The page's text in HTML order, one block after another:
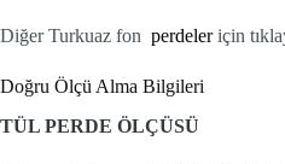
Diğer Turkuaz fon perdeleriçin
Doğru Ölçü Alma Bilgileri
TÜL PERDE ÖLÇÜSÜ